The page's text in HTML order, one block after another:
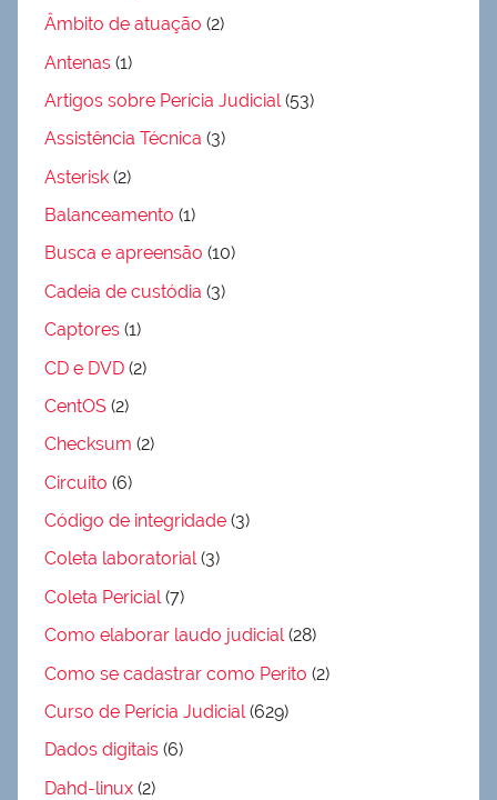
Âmbito de atuação (2)
Antenas (1)
Artigos sobre Perícia Judicial(53)
Assistência Técnica (3)
Asterisk (2)
Balanceamento (1)
Busca e apreensão (10)
Cadeia de custódia (3)
Captores (1)
CD e DVD (2)
CentOS (2)
Checksum (2)
Circuito (6)
Código de integridade (3)
Coleta laboratorial(3)
Coleta Pericial(7)
Como elaborar laudo judicial(28)
Como se cadastrar como Perito (2)
Curso de Perícia Judicial(629)
Dados digitais (6)
Dahd-linux (2)